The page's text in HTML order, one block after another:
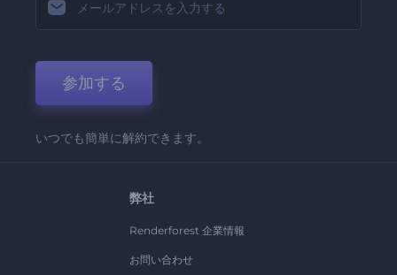
参加する
いつでも簡単に解約できます。
弊社
Renderforest 企業情報
お問い合わせ